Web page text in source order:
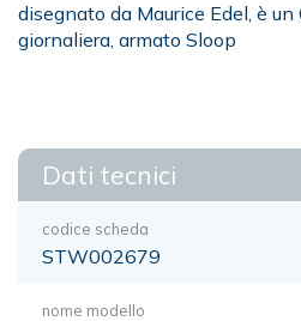
disegnato da Maurice Edel, è
giornaliera, armato Sloop
Dati tecnici
codice scheda
STW002679
nome modello